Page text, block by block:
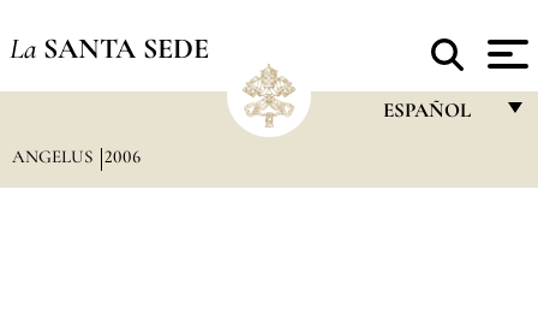
La SANTA SEDE
ESPAÑOL
ANGELUS 2006